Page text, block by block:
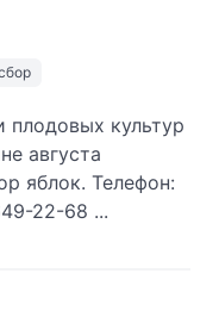
культур
августа
яблок. Телефон:
22-68 ...